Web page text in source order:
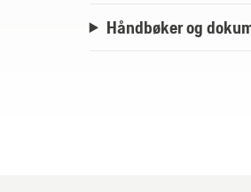
potensiale.Produktet
Håndbøker og